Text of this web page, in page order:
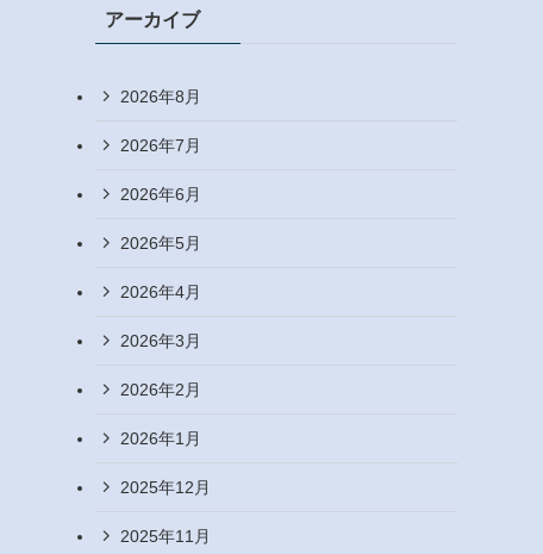
アーカイブ
2026年8月
2026年7月
2026年6月
2026年5月
2026年4月
2026年3月
2026年2月
2026年1月
2025年12月
2025年11月